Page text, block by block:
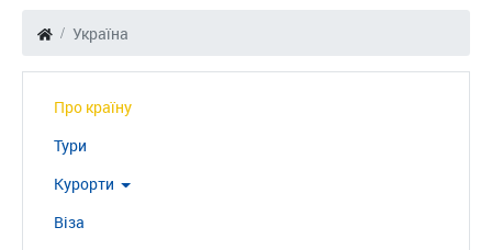
Україна
Про країну
Тури
Курорти
Віза